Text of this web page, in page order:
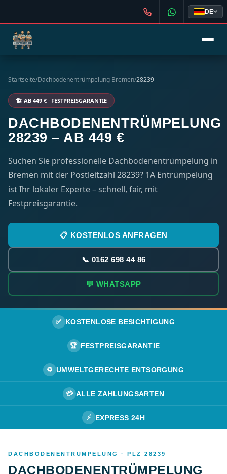
DE
Startseite/Dachbodenentrümpelung Bremen/28239
🏗️ AB 449 € · FESTPREISGARANTIE
DACHBODENENTRÜMPELUNG
28239 – AB 449 €
Suchen Sie professionelle Dachbodenentrümpelung in
Bremen mit der Postleitzahl 28239? 1A Entrümpelung
ist Ihr lokaler Experte – schnell, fair, mit
Festpreisgarantie.
📋 KOSTENLOS ANFRAGEN
📞 0162 698 44 86
💬 WHATSAPP
✅ KOSTENLOSE BESICHTIGUNG
🏆 FESTPREISGARANTIE
♻️ UMWELTGERECHTE ENTSORGUNG
💳 ALLE ZAHLUNGSARTEN
⚡ EXPRESS 24H
DACHBODENENTRÜMPELUNG · PLZ 28239
DACHBODENENTRÜMPELUNG